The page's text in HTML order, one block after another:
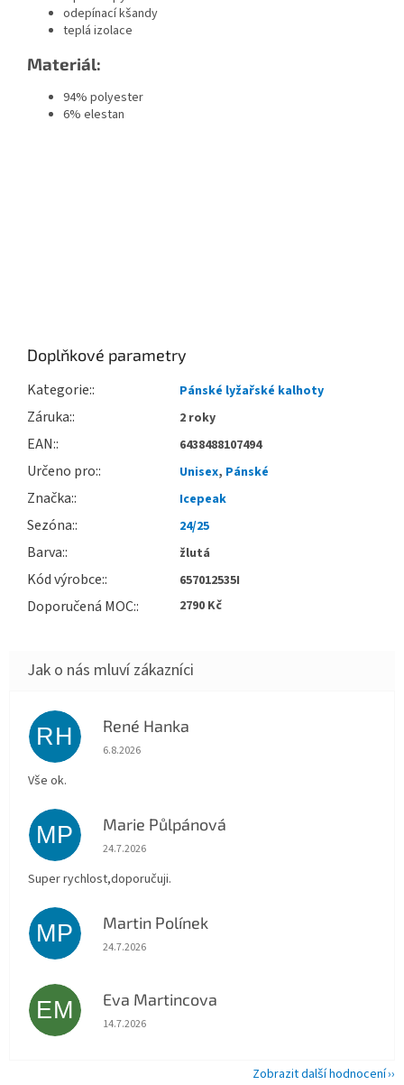
odepínací kšandy
teplá izolace
Materiál:
94% polyester
6% elestan
Doplňkové parametry
Kategorie: Pánské lyžařské kalhoty
Záruka: 2 roky
EAN: 6438488107494
Určeno pro: Unisex, Pánské
Značka: Icepeak
Sezóna: 24/25
Barva: žlutá
Kód výrobce: 657012535I
Doporučená MOC: 2790 Kč
RH René Hanka
Hodnocení obchodu je 5 z 5 hvězdiček.
6.8.2026
Vše ok.
MP Marie Půlpánová
Hodnocení obchodu je 5 z 5 hvězdiček.
24.7.2026
Super rychlost,doporučuji.
MP Martin Polínek
Hodnocení obchodu je 5 z 5 hvězdiček.
24.7.2026
EM Eva Martincova
Hodnocení obchodu je 5 z 5 hvězdiček.
14.7.2026
Zobrazit další hodnocení